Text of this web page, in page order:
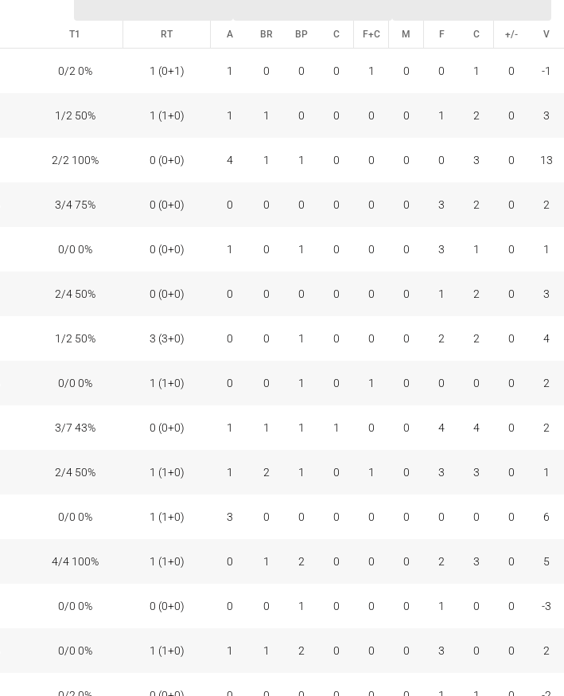
T1 RT A BR BP C F+C M F C +/- V
0/2 0% 1 (0+1) 1 0 0 0 1 0 0 1 0 -1
1/2 50% 1 (1+0) 1 1 0 0 0 0 1 2 0 3
2/2 100% 0 (0+0) 4 1 1 0 0 0 0 3 0 13
3/4 75% 0 (0+0) 0 0 0 0 0 0 3 2 0 2
0/0 0% 0 (0+0) 1 0 1 0 0 0 3 1 0 1
2/4 50% 0 (0+0) 0 0 0 0 0 0 1 2 0 3
1/2 50% 3 (3+0) 0 0 1 0 0 0 2 2 0 4
0/0 0% 1 (1+0) 0 0 1 0 1 0 0 0 0 2
3/7 43% 0 (0+0) 1 1 1 1 0 0 4 4 0 2
2/4 50% 1 (1+0) 1 2 1 0 1 0 3 3 0 1
0/0 0% 1 (1+0) 3 0 0 0 0 0 0 0 0 6
4/4 100% 1 (1+0) 0 1 2 0 0 0 2 3 0 5
0/0 0% 0 (0+0) 0 0 1 0 0 0 1 0 0 -3
0/0 0% 1 (1+0) 1 1 2 0 0 0 3 0 0 2